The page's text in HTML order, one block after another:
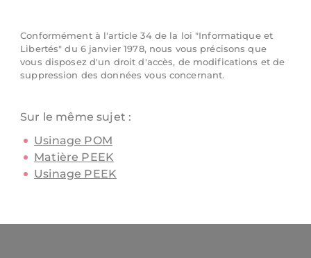
Conformément à l'article 34 de la loi "Informatique et
Libertés" du 6 janvier 1978, nous vous précisons que
vous disposez d'un droit d'accès, de modifications et de
suppression des données vous concernant.
Sur le même sujet :
Usinage POM
Matière PEEK
Usinage PEEK